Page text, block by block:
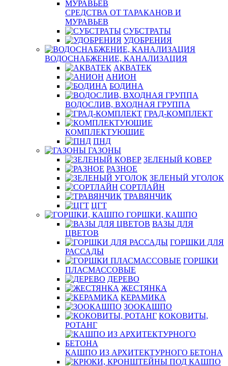
СРЕДСТВА ОТ ТАРАКАНОВ И
МУРАВЬЕВ
СУБСТРАТЫ
УДОБРЕНИЯ
ВОДОСНАБЖЕНИЕ, КАНАЛИЗАЦИЯ
АКВАТЕК
АНИОН
БОДИНА
ВОДОСЛИВ, ВХОДНАЯ ГРУППА
ГРАД-КОМПЛЕКТ
КОМПЛЕКТУЮЩИЕ
ПНД
ГАЗОНЫ
ЗЕЛЕНЫЙ КОВЕР
РАЗНОЕ
ЗЕЛЕНЫЙ УГОЛОК
СОРТЛАЙН
ТРАВЯНЧИК
ЦГТ
ГОРШКИ, КАШПО
ВАЗЫ ДЛЯ
ЦВЕТОВ
ГОРШКИ ДЛЯ
РАССАДЫ
ГОРШКИ
ПЛАСМАССОВЫЕ
ДЕРЕВО
ЖЕСТЯНКА
КЕРАМИКА
ЗООКАШПО
КОКОВИТЫ,
РОТАНГ
КАШПО ИЗ АРХИТЕКТУРНОГО БЕТОНА